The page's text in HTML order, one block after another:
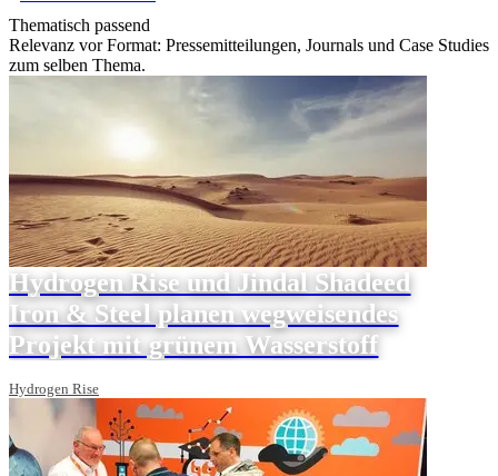
Thematisch passend
Relevanz vor Format: Pressemitteilungen, Journals und Case Studies
zum selben Thema.
Hydrogen Rise und Jindal Shadeed
Iron & Steel planen wegweisendes
Projekt mit grünem Wasserstoff
Hydrogen Rise